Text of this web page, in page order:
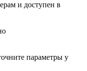
и доступен в
параметры у